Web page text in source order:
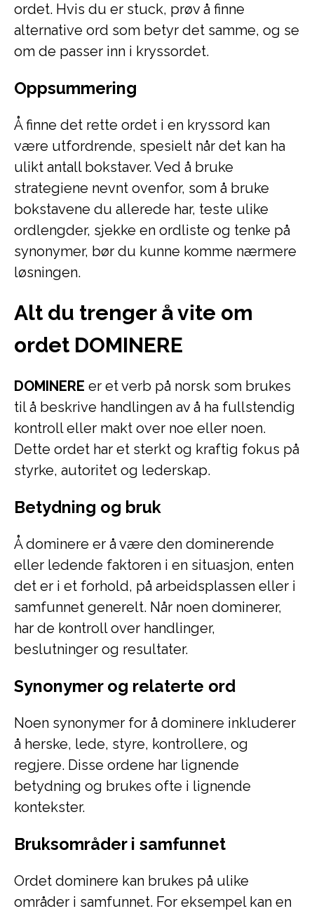
ordet. Hvis du er stuck, prøv å finne
alternative ord som betyr det samme, og se
om de passer inn i kryssordet.
Oppsummering
Å finne det rette ordet i en kryssord kan
være utfordrende, spesielt når det kan ha
ulikt antall bokstaver. Ved å bruke
strategiene nevnt ovenfor, som å bruke
bokstavene du allerede har, teste ulike
ordlengder, sjekke en ordliste og tenke på
synonymer, bør du kunne komme nærmere
løsningen.
Alt du trenger å vite om
ordet DOMINERE
DOMINERE er et verb på norsk som brukes
til å beskrive handlingen av å ha fullstendig
kontroll eller makt over noe eller noen.
Dette ordet har et sterkt og kraftig fokus på
styrke, autoritet og lederskap.
Betydning og bruk
Å dominere er å være den dominerende
eller ledende faktoren i en situasjon, enten
det er i et forhold, på arbeidsplassen eller i
samfunnet generelt. Når noen dominerer,
har de kontroll over handlinger,
beslutninger og resultater.
Synonymer og relaterte ord
Noen synonymer for å dominere inkluderer
å herske, lede, styre, kontrollere, og
regjere. Disse ordene har lignende
betydning og brukes ofte i lignende
kontekster.
Bruksområder i samfunnet
Ordet dominere kan brukes på ulike
områder i samfunnet. For eksempel kan en